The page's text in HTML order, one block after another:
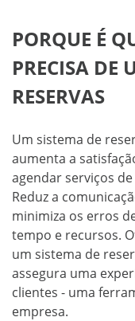
PORQUE É
PRECISA DE
RESERVAS
Um sistema de
aumenta a
agendar serviços
Reduz a
minimiza os erros
tempo e recursos.
um sistema de
assegura uma
clientes - uma
empresa.